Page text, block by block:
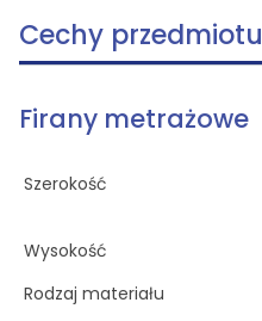
Cechy przedmiotu
Firany metrażowe
Szerokość
Wysokość
Rodzaj materiału